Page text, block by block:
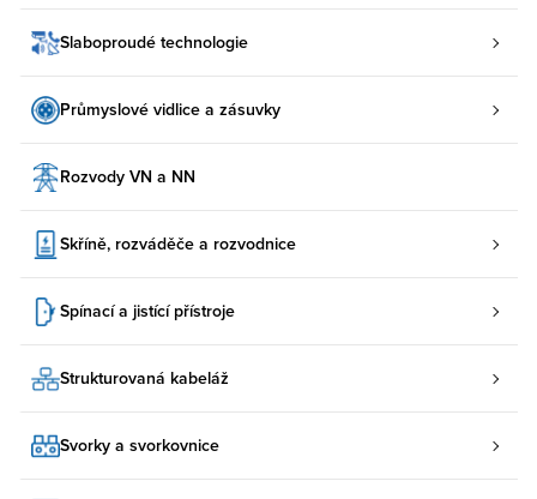
Slaboproudé technologie
Průmyslové vidlice a zásuvky
Rozvody VN a NN
Skříně, rozváděče a rozvodnice
Spínací a jistící přístroje
Strukturovaná kabeláž
Svorky a svorkovnice